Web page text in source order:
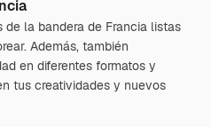
de la bandera de Francia listas
Además, también
en diferentes formatos y
tus creatividades y nuevos